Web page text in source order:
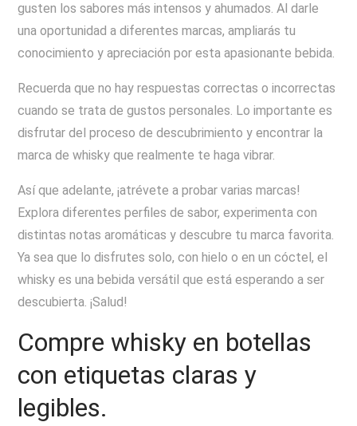
gusten los sabores más intensos y ahumados. Al darle
una oportunidad a diferentes marcas, ampliarás tu
conocimiento y apreciación por esta apasionante bebida.
Recuerda que no hay respuestas correctas o incorrectas
cuando se trata de gustos personales. Lo importante es
disfrutar del proceso de descubrimiento y encontrar la
marca de whisky que realmente te haga vibrar.
Así que adelante, ¡atrévete a probar varias marcas!
Explora diferentes perfiles de sabor, experimenta con
distintas notas aromáticas y descubre tu marca favorita.
Ya sea que lo disfrutes solo, con hielo o en un cóctel, el
whisky es una bebida versátil que está esperando a ser
descubierta. ¡Salud!
Compre whisky en botellas
con etiquetas claras y
legibles.